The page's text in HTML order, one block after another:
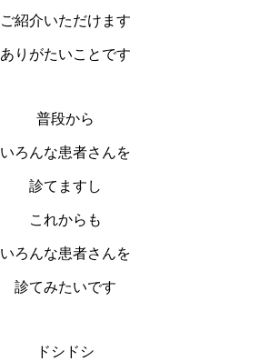
ご紹介いただけます
ありがたいことです
普段から
いろんな患者さんを
診てますし
これからも
いろんな患者さんを
診てみたいです
ドシドシ